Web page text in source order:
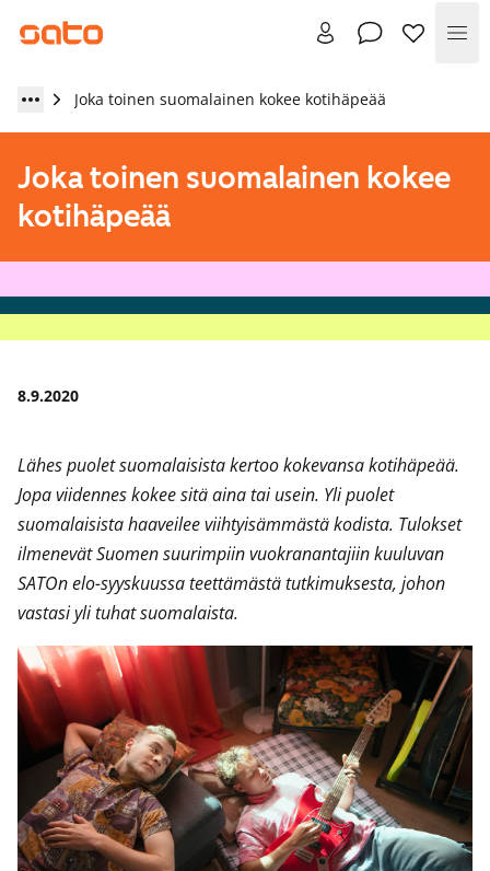
Joka toinen suomalainen kokee kotihäpeää
Joka toinen suomalainen kokee
kotihäpeää
8.9.2020
Lähes puolet suomalaisista kertoo kokevansa kotihäpeää.
Jopa viidennes kokee sitä aina tai usein. Yli puolet
suomalaisista haaveilee viihtyisämmästä kodista. Tulokset
ilmenevät Suomen suurimpiin vuokranantajiin kuuluvan
SATOn elo-syyskuussa teettämästä tutkimuksesta, johon
vastasi yli tuhat suomalaista.